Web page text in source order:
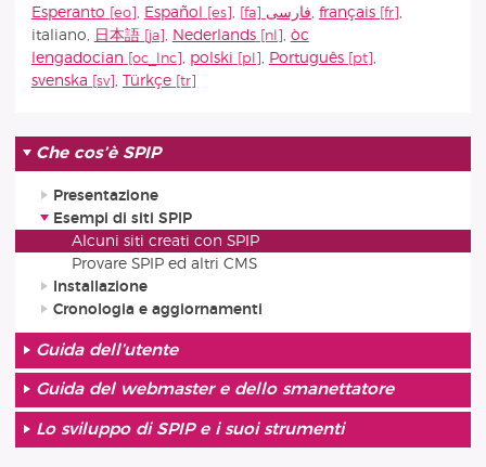
Esperanto
, Español , فارسى, français
,
italiano, 日本語 , Nederlands , òc
lengadocian
, polski , Português
,
svenska
, Türkçe
Che cos’è SPIP
Presentazione
Esempi di siti SPIP
Alcuni siti creati con SPIP
Provare SPIP ed altri CMS
Installazione
Cronologia e aggiornamenti
Guida dell’utente
Guida del webmaster e dello smanettatore
Lo sviluppo di SPIP e i suoi strumenti